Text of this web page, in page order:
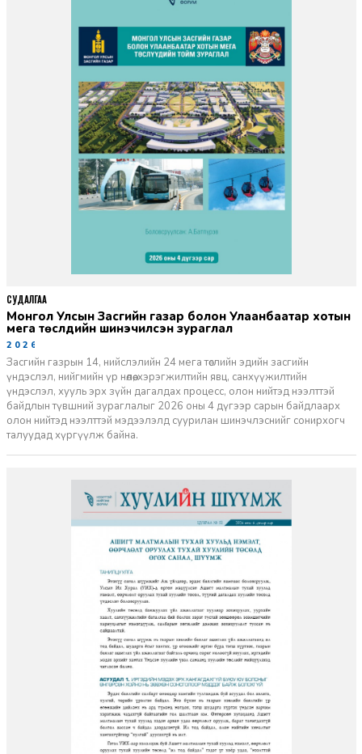
Монгол Улсын Засгийн газар болон Улаанбаатар хотын
мега төслүүдийн шинэчилсэн зураглал
2026-06-29
Засгийн газрын 14, нийслэлийн 24 мега төслийн эдийн засгийн
үндэслэл, нийгмийн үр нөлөө, хэрэгжилтийн явц, санхүүжилтийн
үндэслэл, хууль эрх зүйн дагалдах процесс, олон нийтэд нээлттэй
байдлын түвшний зураглалыг 2026 оны 4 дүгээр сарын байдлаарх
олон нийтэд нээлттэй мэдээлэлд суурилан шинэчлэснийг сонирхогч
талуудад хүргүүлж байна.
СУДАЛГАА